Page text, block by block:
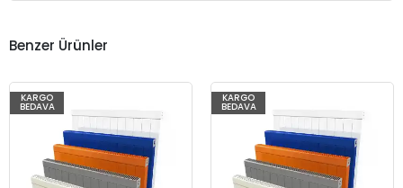
Benzer Ürünler
KARGO
BEDAVA
KARGO
BEDAVA